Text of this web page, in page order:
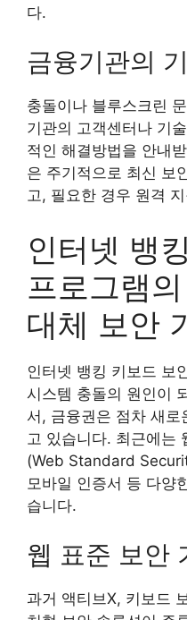
다.
금융기관의
충돌이나 블루스크린
기관의 고객센터나 기
적인 해결방법을 안내
은 주기적으로 최신 보
고, 필요한 경우 원격
인터넷 뱅
프로그램
대체 보안
인터넷 뱅킹 키보드 보
시스템 충돌의 원인이
서, 금융권은 점차 새
고 있습니다. 최근에는
(Web Standard
모바일 인증서 등 다양
습니다.
웹 표준 보안
과거 액티브X, 키보드